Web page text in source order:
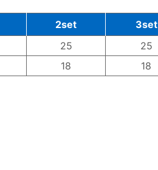
2set 3set
25 25
18 18